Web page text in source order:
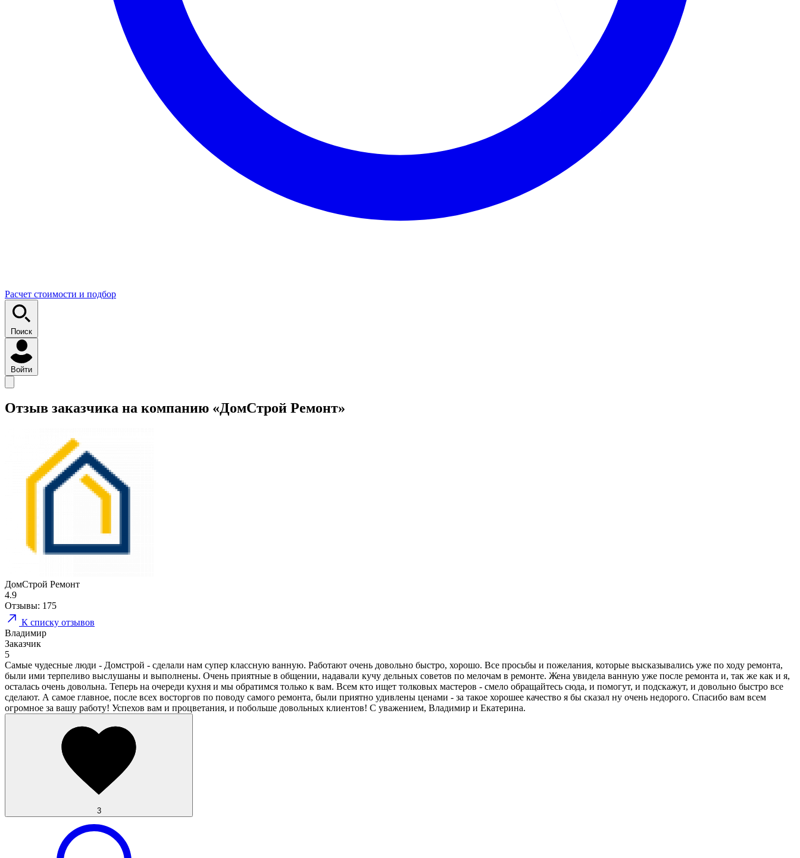
Расчет стоимости и подбор
Поиск
Войти
Отзыв заказчика на компанию «ДомCтрой Ремонт»
ДомCтрой Ремонт
4.9
Отзывы: 175
К списку отзывов
Владимир
Заказчик
5
Самые чудесные люди - Домстрой - сделали нам супер классную ванную. Работают очень довольно быстро, хорошо. Все просьбы и пожелания, которые высказывались уже по ходу ремонта,
были ими терпеливо выслушаны и выполнены. Очень приятные в общении, надавали кучу дельных советов по мелочам в ремонте. Жена увидела ванную уже после ремонта и, так же как и я,
осталась очень довольна. Теперь на очереди кухня и мы обратимся только к вам. Всем кто ищет толковых мастеров - смело обращайтесь сюда, и помогут, и подскажут, и довольно быстро все
сделают. А самое главное, после всех восторгов по поводу самого ремонта, были приятно удивлены ценами - за такое хорошее качество я бы сказал ну очень недорого. Спасибо вам всем
огромное за вашу работу! Успехов вам и процветания, и побольше довольных клиентов! С уважением, Владимир и Екатерина.
3